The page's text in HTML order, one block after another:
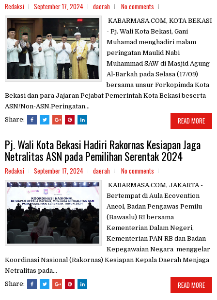
Redaksi September 17, 2024 daerah No comments
KABARMASA.COM, KOTA BEKASI
- Pj. Wali Kota Bekasi, Gani
Muhamad menghadiri malam
peringatan Maulid Nabi
Muhammad SAW di Masjid Agung
Al-Barkah pada Selasa (17/09)
bersama unsur Forkopimda Kota
Bekasi dan para Jajaran Pejabat Pemerintah Kota Bekasi beserta
ASN/Non-ASN.Peringatan...
Share:
READ MORE
Pj. Wali Kota Bekasi Hadiri Rakornas Kesiapan Jaga
Netralitas ASN pada Pemilihan Serentak 2024
Redaksi September 17, 2024 daerah No comments
KABARMASA.COM, JAKARTA -
Bertempat di Aula Ecovention
Ancol, Badan Pengawas Pemilu
(Bawaslu) RI bersama
Kementerian Dalam Negeri,
Kementerian PAN RB dan Badan
Kepegawaian Negara menggelar
Koordinasi Nasional (Rakornas) Kesiapan Kepala Daerah Menjaga
Netralitas pada...
Share:
READ MORE